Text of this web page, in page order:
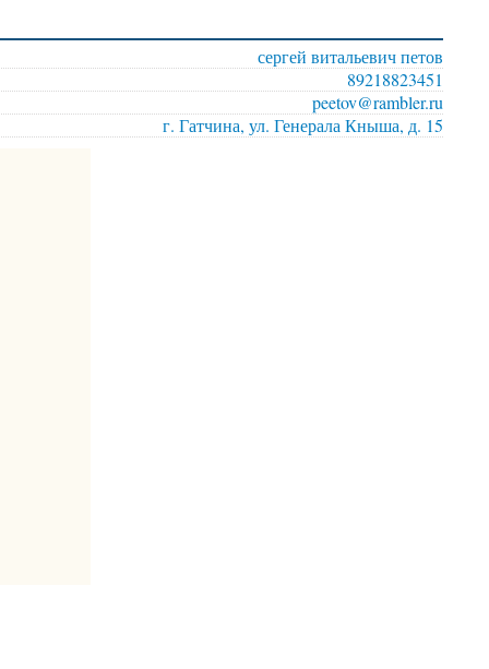
сергей витальевич петов
89218823451
peetov@rambler.ru
г. Гатчина, ул. Генерала Кныша, д. 15